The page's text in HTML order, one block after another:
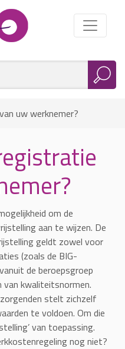
uw werknemer?
om de
aan te wijzen. De
geldt zowel voor
(zoals de BIG-
de beroepsgroep
van kwaliteitsnormen.
stelt zichzelf
te voldoen. Om die
van toepassing.
nog niet?